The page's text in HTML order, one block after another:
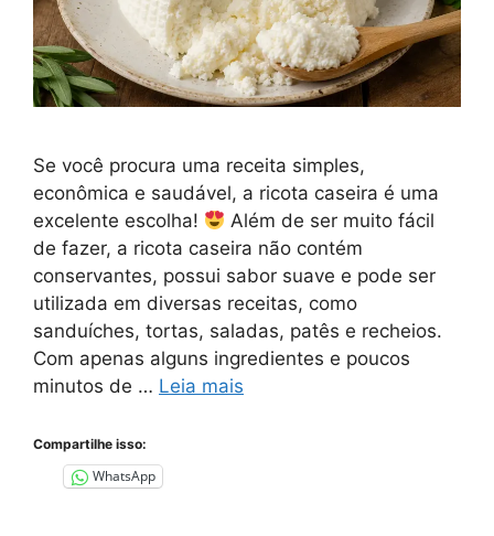
Se você procura uma receita simples,
econômica e saudável, a ricota caseira é uma
excelente escolha!
Além de ser muito fácil
de fazer, a ricota caseira não contém
conservantes, possui sabor suave e pode ser
utilizada em diversas receitas, como
sanduíches, tortas, saladas, patês e recheios.
Com apenas alguns ingredientes e poucos
minutos de … Leia mais
Compartilhe isso:
WhatsApp